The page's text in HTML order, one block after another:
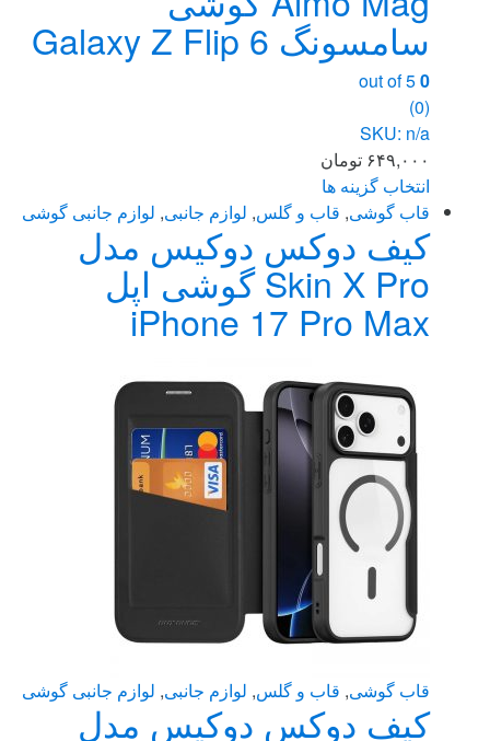
سامسونگ Galaxy Z Flip 6
0
(0)
SKU: n/a
۶۴۹,۰۰۰ تومان
انتخاب گزینه ها
این
محصول
دارای
انواع
مختلفی
می
گزینه
ممکن
صفحه
محصول
شوند
قاب گوشی, قاب و گلس, لوازم جانبی, لوازم جانبی گوشی
کیف دوکس دوکیس مدل
Skin X Pro گوشی اپل
iPhone 17 Pro Max
قاب گوشی, قاب و گلس, لوازم جانبی, لوازم جانبی گوشی
کیف دوکس دوکیس مدل